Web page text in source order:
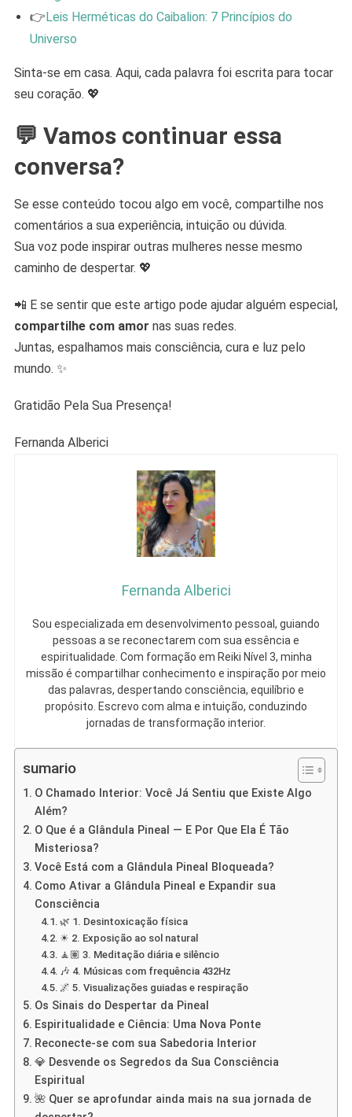
👉 Leis Herméticas do Caibalion: 7 Princípios do
Universo
Sinta-se em casa. Aqui, cada palavra foi escrita para tocar
seu coração. 💖
💬 Vamos continuar essa
conversa?
Se esse conteúdo tocou algo em você, compartilhe nos
comentários a sua experiência, intuição ou dúvida.
Sua voz pode inspirar outras mulheres nesse mesmo
caminho de despertar. 💖
📲 E se sentir que este artigo pode ajudar alguém especial,
compartilhe com amor nas suas redes.
Juntas, espalhamos mais consciência, cura e luz pelo
mundo. ✨
Gratidão Pela Sua Presença!
Fernanda Alberici
Fernanda Alberici
Sou especializada em desenvolvimento pessoal, guiando
pessoas a se reconectarem com sua essência e
espiritualidade. Com formação em Reiki Nível 3, minha
missão é compartilhar conhecimento e inspiração por meio
das palavras, despertando consciência, equilíbrio e
propósito. Escrevo com alma e intuição, conduzindo
jornadas de transformação interior.
sumario
O Chamado Interior: Você Já Sentiu que Existe Algo
Além?
O Que é a Glândula Pineal — E Por Que Ela É Tão
Misteriosa?
Você Está com a Glândula Pineal Bloqueada?
Como Ativar a Glândula Pineal e Expandir sua
Consciência
🌿 1. Desintoxicação física
☀ 2. Exposição ao sol natural
🧘🏽 3. Meditação diária e silêncio
🎶 4. Músicas com frequência 432Hz
🌌 5. Visualizações guiadas e respiração
Os Sinais do Despertar da Pineal
Espiritualidade e Ciência: Uma Nova Ponte
Reconecte-se com sua Sabedoria Interior
💎 Desvende os Segredos da Sua Consciência
Espiritual
🌺 Quer se aprofundar ainda mais na sua jornada de